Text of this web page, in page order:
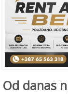
Od danas